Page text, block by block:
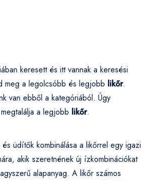
keresett és itt vannak a keresési
meg a legolcsóbb és legjobb likőr.
van ebből a kategóriából. Úgy
a legjobb likőr.
üdítők kombinálása a likőrrel egy igazi
akik szeretnének új ízkombinációkat
alapanyag. A likőr számos